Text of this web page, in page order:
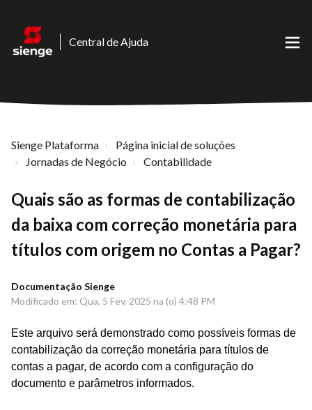
Central de Ajuda
Sienge Plataforma
Página inicial de soluções
Jornadas de Negócio
Contabilidade
Quais são as formas de contabilização
da baixa com correção monetária para
títulos com origem no Contas a Pagar?
Documentação Sienge
Modificado em: Qua, 5 Fev, 2025 na (o) 4:48 PM
Este arquivo será demonstrado como possíveis formas de
contabilização da correção monetária para títulos de
contas a pagar, de acordo com a configuração do
documento e parâmetros informados.